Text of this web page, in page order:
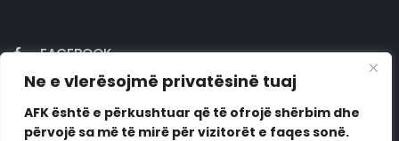
Ne e vlerësojmë privatësinë tuaj
AFK është e përkushtuar që të ofrojë shërbim dhe
përvojë sa më të mirë për vizitorët e faqes sonë.
FACEBOOK
GOOGLE
INSTAGRAM